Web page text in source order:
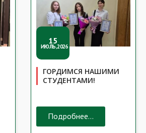
15
ИЮЛЬ,2026
ГОРДИМСЯ НАШИМИ
СТУДЕНТАМИ!
Подробнее...